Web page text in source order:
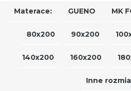
Materace: GUENO MK
80x200 90x200
140x200 160x200
Inne